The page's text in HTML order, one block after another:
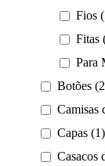
Fios
Fitas
Para
Botões
Camisas
Capas (1)
Casacos